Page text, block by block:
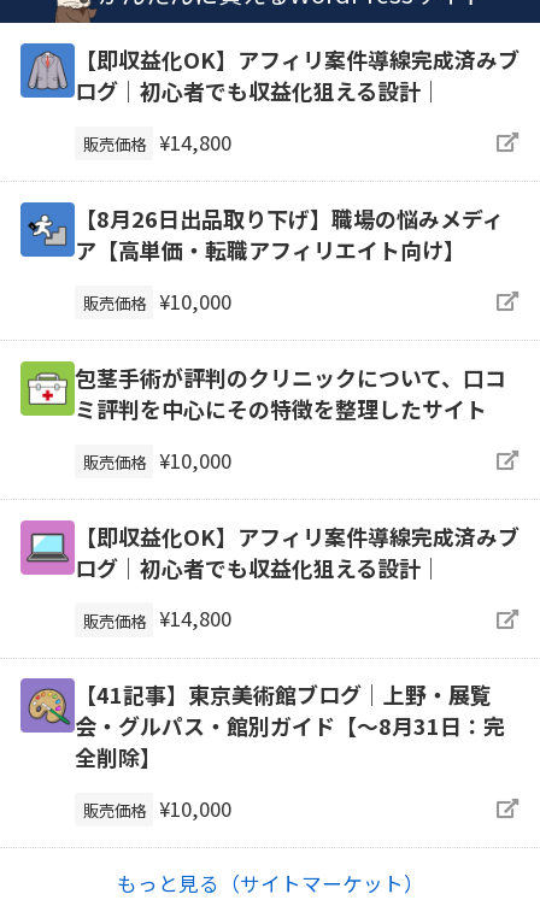
【即収益化OK】アフィリ案件導線完成済みブ
ログ｜初心者でも収益化狙える設計｜
販売価格 ¥14,800
【8月26日出品取り下げ】職場の悩みメディ
ア【高単価・転職アフィリエイト向け】
販売価格 ¥10,000
包茎手術が評判のクリニックについて、口コ
ミ評判を中心にその特徴を整理したサイト
販売価格 ¥10,000
【即収益化OK】アフィリ案件導線完成済みブ
ログ｜初心者でも収益化狙える設計｜
販売価格 ¥14,800
【41記事】東京美術館ブログ｜上野・展覧
会・グルパス・館別ガイド【～8月31日：完
全削除】
販売価格 ¥10,000
もっと見る（サイトマーケット）